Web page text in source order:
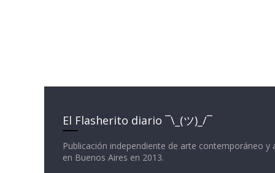
El Flasherito diario ¯\_(ツ)_/¯
Publicación independiente de arte contemporáneo y
en Buenos Aires en 2013.